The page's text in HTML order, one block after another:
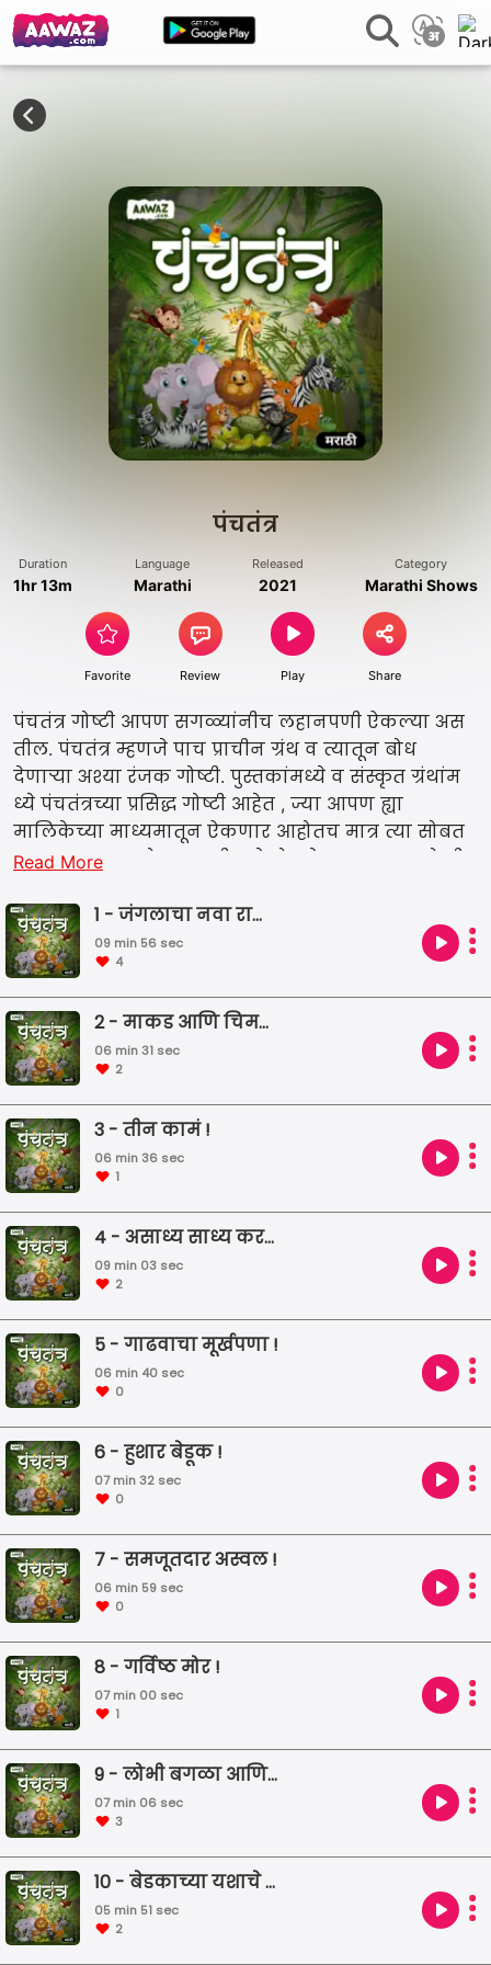
पंचतंत्र
Duration
1hr 13m
Language
Marathi
Released
2021
Category
Marathi Shows
Favorite Review Play Share
पंचतंत्र गोष्टी आपण सगळ्यांनीच लहानपणी ऐकल्या अस
तील. पंचतंत्र म्हणजे पाच प्राचीन ग्रंथ व त्यातून बोध
देणाऱ्या अश्या रंजक गोष्टी. पुस्तकांमध्ये व संस्कृत ग्रंथांम
ध्ये पंचतंत्रच्या प्रसिद्ध गोष्टी आहेत , ज्या आपण ह्या
मालिकेच्या माध्यमातून ऐकणार आहोतच मात्र त्या सोबत
च, नव्या काळासोबत काही नवे बोध देणाऱ्या नव्या गोष्टी
Read More
1 - जंगलाचा नवा राजा !
09 min 56 sec
4
2 - माकड आणि चिमणी !
06 min 31 sec
2
3 - तीन कामं !
06 min 36 sec
1
4 - असाध्य साध्य करण्यासाठी धाडस करावे लागते !
09 min 03 sec
2
5 - गाढवाचा मूर्खपणा !
06 min 40 sec
0
6 - हुशार बेडूक !
07 min 32 sec
0
7 - समजूतदार अस्वल !
06 min 59 sec
0
8 - गर्विष्ठ मोर !
07 min 00 sec
1
9 - लोभी बगळा आणि हुशार खेकडा !
07 min 06 sec
3
10 - बेडकाच्या यशाचे रहस्य !
05 min 51 sec
2